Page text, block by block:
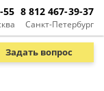
55
Санкт-Петербург
8 812 467-39-37
Задать вопрос